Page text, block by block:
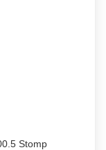
Stomp